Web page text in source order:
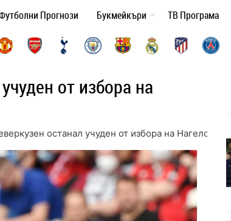
Прогнози Букмейкъри ТВ Програма
от избора на
останал учуден от избора на Нагелсман